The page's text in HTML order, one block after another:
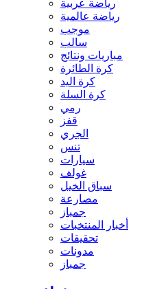
رياضة عربية
رياضة عالمية
موجب
سالب
مباريات ونتائج
كرة الطائرة
كرة اليد
كرة السلة
رمي
قفز
الجري
تنس
سيارات
غولف
سباق الخيل
مصارعة
جمباز
أخبار المنتخبات
تحقيقات
مدونات
جمباز